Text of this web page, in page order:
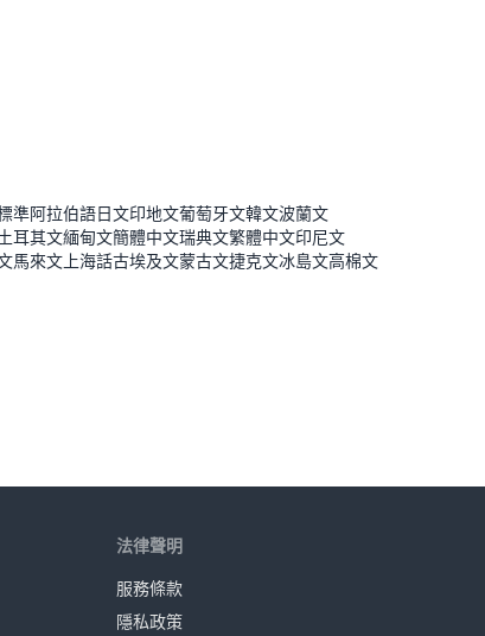
準阿拉伯語日文印地文葡萄牙文韓文波蘭文
耳其文緬甸文簡體中文瑞典文繁體中文印尼文
馬來文 上海話古埃及文蒙古文捷克文冰島文高棉文
法律聲明
服務條款
隱私政策